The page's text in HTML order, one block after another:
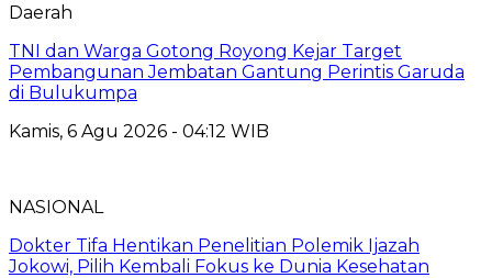
Daerah
TNI dan Warga Gotong Royong Kejar Target
Pembangunan Jembatan Gantung Perintis Garuda
di Bulukumpa
Kamis, 6 Agu 2026 - 04:12 WIB
NASIONAL
Dokter Tifa Hentikan Penelitian Polemik Ijazah
Jokowi, Pilih Kembali Fokus ke Dunia Kesehatan